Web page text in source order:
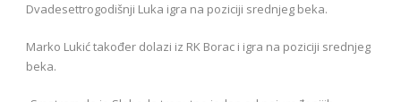
Dvadesettrogodišnji Luka igra na poziciji srednjeg beka.
Marko Lukić također dolazi iz RK Borac i igra na poziciji srednjeg
beka.